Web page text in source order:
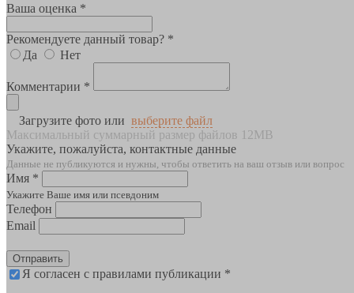
Ваша оценка *
Рекомендуете данный товар? *
Да
Нет
Комментарии *
Загрузите фото или выберите файл
Максимальный суммарный размер файлов 12MB
Укажите, пожалуйста, контактные данные
Данные не публикуются и нужны, чтобы ответить на ваш отзыв или вопрос
Имя *
Укажите Ваше имя или псевдоним
Телефон
Email
Отправить
Я согласен с правилами публикации *